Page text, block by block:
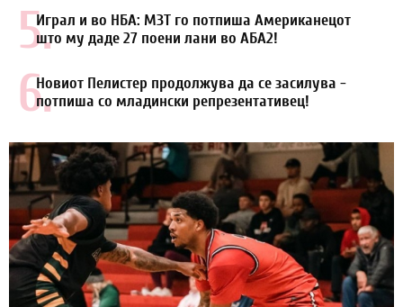
5.Играл и во НБА: МЗТ го потпиша Американецот
што му даде 27 поени лани во АБА2!
6.Новиот Пелистер продолжува да се засилува -
потпиша со младински репрезентативец!